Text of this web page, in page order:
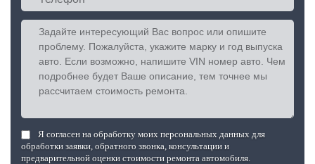
Я согласен на обработку моих персональных данных для
обработки заявки, обратного звонка, консультации и
предварительной оценки стоимости ремонта автомобиля.